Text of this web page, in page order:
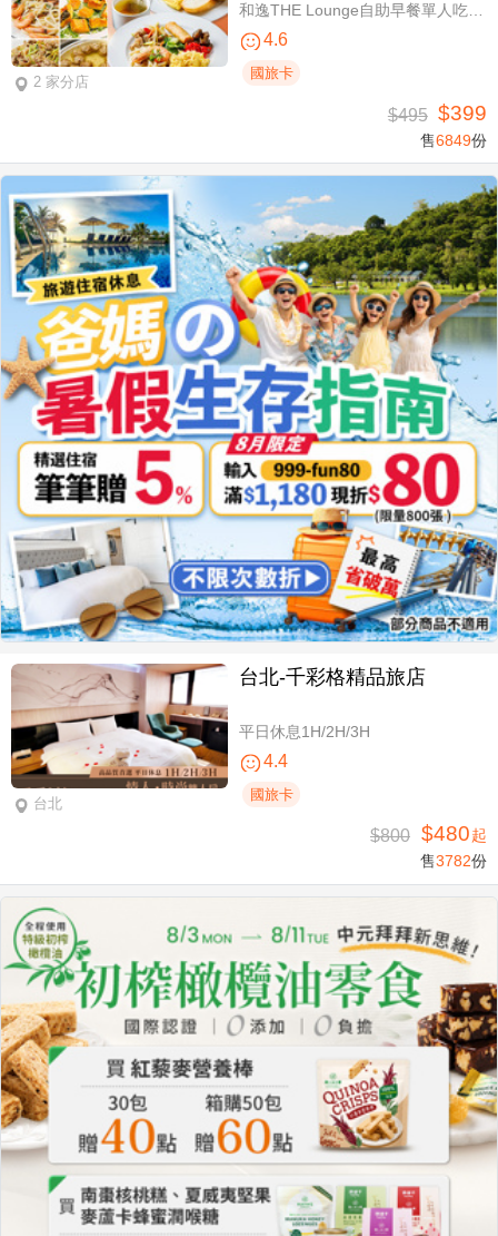
2 家分店
和逸THE Lounge自助早餐單人吃到飽
4.6
國旅卡
$495 $399
售6849份
台北
台北-千彩格精品旅店
平日休息1H/2H/3H
4.4
國旅卡
$800 $480起
售3782份